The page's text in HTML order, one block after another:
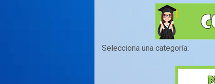
Selecciona una categoría: